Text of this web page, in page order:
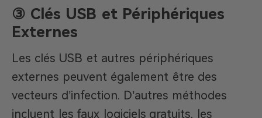
③ Clés USB et Périphériques
Externes
Les clés USB et autres périphériques
externes peuvent également être des
vecteurs d’infection. D’autres méthodes
incluent les faux logiciels gratuits, les